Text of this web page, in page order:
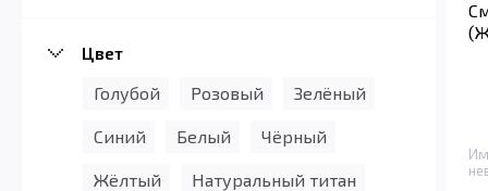
Цвет
Голубой
Розовый Зелёный
Синий Белый Чёрный
Жёлтый Натуральный титан